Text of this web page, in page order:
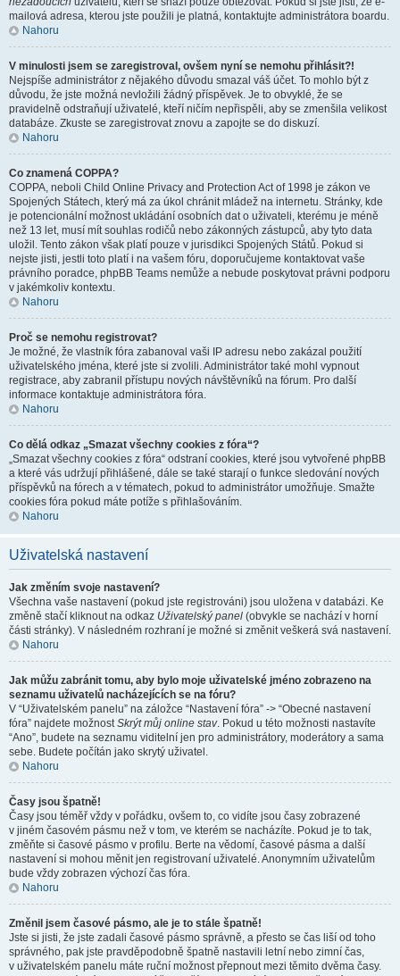
mailová adresa, kterou jste použili je platná, kontaktujte administrátora boardu.
Nahoru
V minulosti jsem se zaregistroval, ovšem nyní se nemohu přihlásit?!
Nejspíše administrátor z nějakého důvodu smazal váš účet. To mohlo být z
důvodu, že jste možná nevložili žádný příspěvek. Je to obvyklé, že se
pravidelně odstraňují uživatelé, kteří ničím nepřispěli, aby se zmenšila velikost
databáze. Zkuste se zaregistrovat znovu a zapojte se do diskuzí.
Nahoru
Co znamená COPPA?
COPPA, neboli Child Online Privacy and Protection Act of 1998 je zákon ve
Spojených Státech, který má za úkol chránit mládež na internetu. Stránky, kde
je potencionální možnost ukládání osobních dat o uživateli, kterému je méně
než 13 let, musí mít souhlas rodičů nebo zákonných zástupců, aby tyto data
uložil. Tento zákon však platí pouze v jurisdikci Spojených Států. Pokud si
nejste jisti, jestli toto platí i na vašem fóru, doporučujeme kontaktovat vaše
právního poradce, phpBB Teams nemůže a nebude poskytovat právni podporu
v jakémkoliv kontextu.
Nahoru
Proč se nemohu registrovat?
Je možné, že vlastník fóra zabanoval vaši IP adresu nebo zakázal použití
uživatelského jména, které jste si zvolili. Administrátor také mohl vypnout
registrace, aby zabranil přístupu nových návštěvníků na fórum. Pro další
informace kontaktuje administrátora fóra.
Nahoru
Co dělá odkaz „Smazat všechny cookies z fóra“?
„Smazat všechny cookies z fóra“ odstraní cookies, které jsou vytvořené phpBB
a které vás udržují přihlášené, dále se také starají o funkce sledování nových
příspěvků na fórech a v tématech, pokud to administrátor umožňuje. Smažte
cookies fóra pokud máte potíže s přihlašováním.
Nahoru
Uživatelská nastavení
Jak změním svoje nastavení?
Všechna vaše nastavení (pokud jste registrováni) jsou uložena v databázi. Ke
změně stačí kliknout na odkaz Uživatelský panel (obvykle se nachází v horní
části stránky). V následném rozhraní je možné si změnit veškerá svá nastavení.
Nahoru
Jak můžu zabránit tomu, aby bylo moje uživatelské jméno zobrazeno na
seznamu uživatelů nacházejících se na fóru?
V “Uživatelském panelu” na záložce “Nastavení fóra” -> “Obecné nastavení
fóra” najdete možnostSkrýt můj online stav. Pokud u této možnosti nastavíte
“Ano”, budete na seznamu viditelní jen pro administrátory, moderátory a sama
sebe. Budete počítán jako skrytý uživatel.
Nahoru
Časy jsou špatně!
Časy jsou téměř vždy v pořádku, ovšem to, co vidíte jsou časy zobrazené
v jiném časovém pásmu než v tom, ve kterém se nacházíte. Pokud je to tak,
změňte si časové pásmo v profilu. Berte na vědomí, časové pásma a další
nastavení si mohou měnit jen registrovaní uživatelé. Anonymním uživatelům
bude vždy zobrazen výchozí čas fóra.
Nahoru
Změnil jsem časové pásmo, ale je to stále špatně!
Jste si jisti, že jste zadali časové pásmo správně, a přesto se čas liší od toho
správného, pak jste pravděpodobně špatně nastavili letní nebo zimní čas,
v uživatelském panelu máte ruční možnost přepnout mezi těmito dvěma časy.